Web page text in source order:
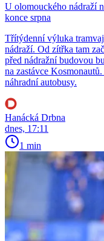
U olomouckého nádraží
konce srpna
Třítýdenní výluka
nádraží. Od zítřka tam
před nádražní budovou
na zastávce
náhradní autobusy.
Hanácká Drbna
dnes, 17:11
1 min